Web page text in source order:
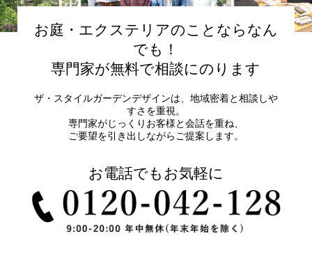
お庭・エクステリアのことならなん
でも！
専門家が無料で相談にのります
ザ・スタイルガーデンデザインは、地域密着と相談しや
すさを重視。
専門家がじっくりお客様と会話を重ね、
ご要望を引き出しながらご提案します。
お電話でもお気軽に